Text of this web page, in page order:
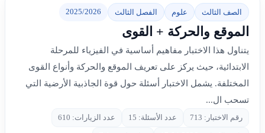
الصف الثالث علوم الفصل الثالث 2025/2026
الموقع والحركة + القوى
يتناول هذا الاختبار مفاهيم أساسية في الفيزياء للمرحلة
الابتدائية، حيث يركز على تعريف الموقع والحركة وأنواع القوى
المختلفة. يشمل الاختبار أسئلة حول قوة الجاذبية الأرضية التي
تسحب ال...
رقم الاختبار: 713 عدد الأسئلة: 15 عدد الزيارات: 610